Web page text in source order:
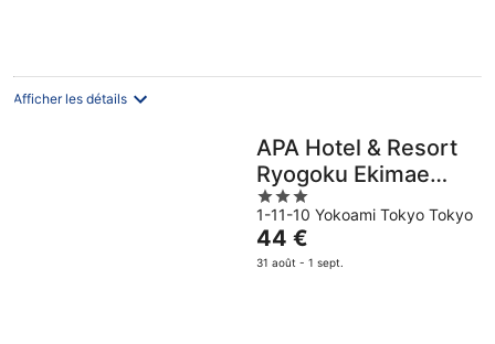
par
Afficher les détails
APA Hotel & Resort
Ryogoku Ekimae
Tower
3
out
of
5
1-11-10 Yokoami Tokyo Tokyo
Le
prix
44 €
31 août - 1 sept.